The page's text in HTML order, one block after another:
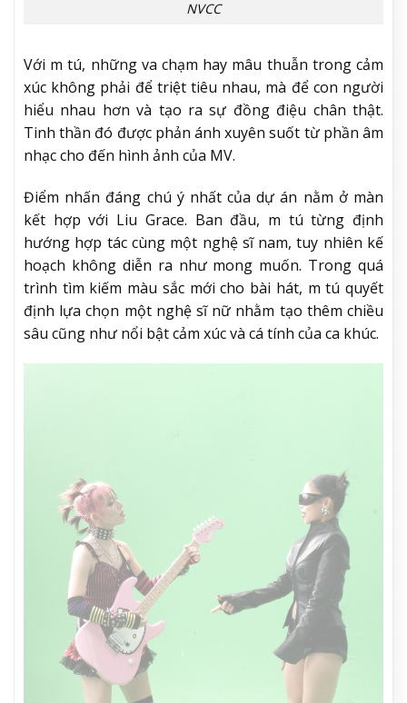
NVCC
Với m tú, những va chạm hay mâu thuẫn trong cảm
xúc không phải để triệt tiêu nhau, mà để con người
hiểu nhau hơn và tạo ra sự đồng điệu chân thật.
Tinh thần đó được phản ánh xuyên suốt từ phần âm
nhạc cho đến hình ảnh của MV.
Điểm nhấn đáng chú ý nhất của dự án nằm ở màn
kết hợp với Liu Grace. Ban đầu, m tú từng định
hướng hợp tác cùng một nghệ sĩ nam, tuy nhiên kế
hoạch không diễn ra như mong muốn. Trong quá
trình tìm kiếm màu sắc mới cho bài hát, m tú quyết
định lựa chọn một nghệ sĩ nữ nhằm tạo thêm chiều
sâu cũng như nổi bật cảm xúc và cá tính của ca khúc.